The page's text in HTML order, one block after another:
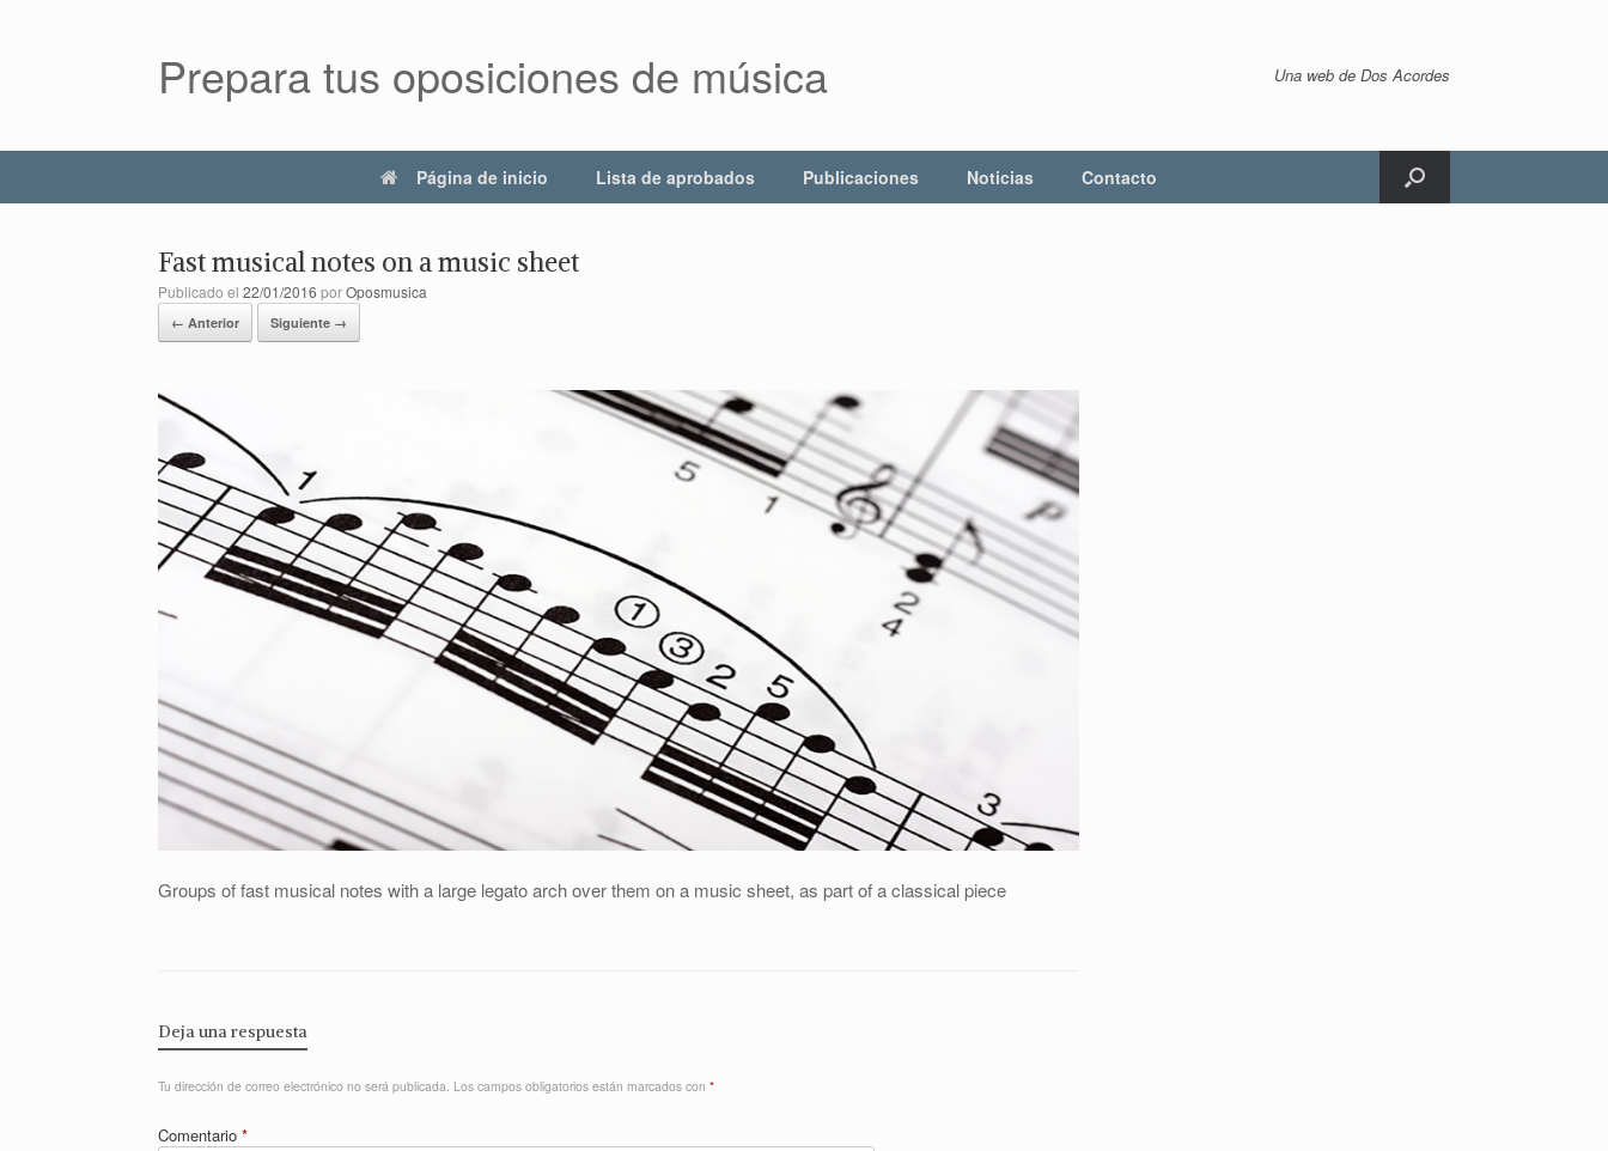
Prepara tus oposiciones de música Una web de Dos Acordes
Página de inicio Lista de aprobados Publicaciones Noticias Contacto
Fast musical notes on a music sheet
Publicado el 22/01/2016 porOposmusica
← Anterior Siguiente →
Groups of fast musical notes with a large legato arch over them on a music sheet, as part of a classical piece
Deja una respuesta
Tu dirección de correo electrónico no será publicada. Los campos obligatorios están marcados con *
Comentario *